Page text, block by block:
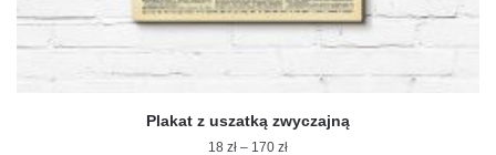
Plakat z uszatką zwyczajną
18 zł – 170 złZakres